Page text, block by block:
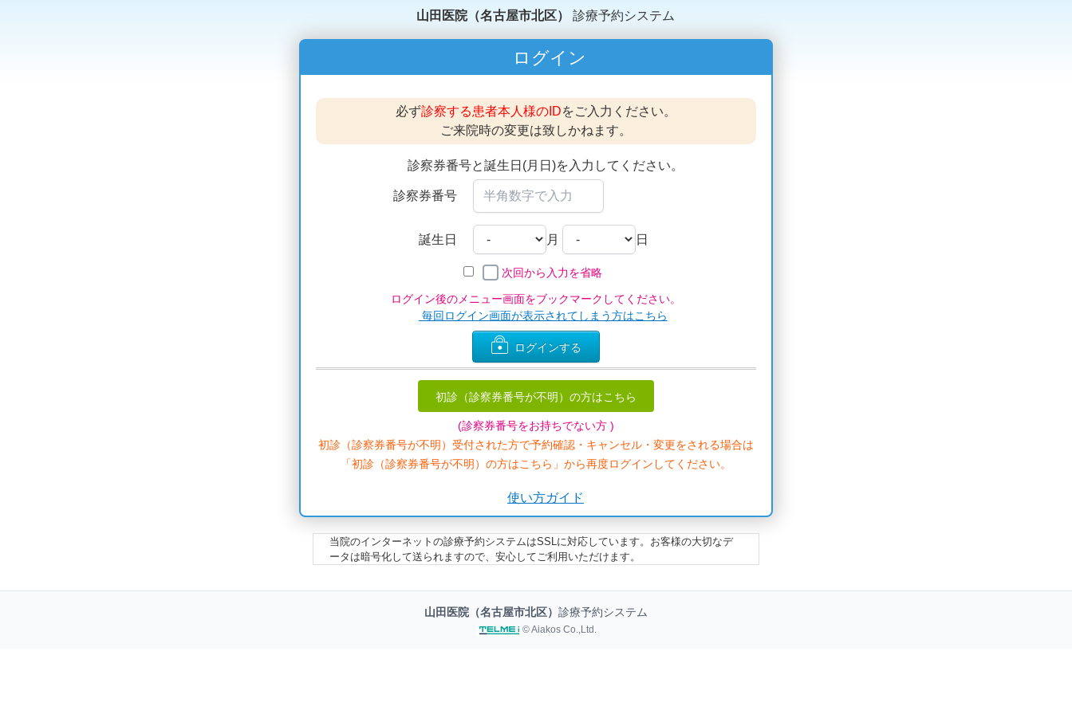
山田医院（名古屋市北区） 診療予約システム
ログイン
必ず診察する患者本人様のIDをご入力ください。
ご来院時の変更は致しかねます。
診察券番号と誕生日(月日)を入力してください。
診察券番号
誕生日 月 日
次回から入力を省略
ログイン後のメニュー画面をブックマークしてください。
毎回ログイン画面が表示されてしまう方はこちら
ログインする
初診（診察券番号が不明）の方はこちら
(診察券番号をお持ちでない方 )
初診（診察券番号が不明）受付された方で予約確認・キャンセル・変更をされる場合は
「初診（診察券番号が不明）の方はこちら」から再度ログインしてください。
使い方ガイド
当院のインターネットの診療予約システムはSSLに対応しています。お客様の大切なデ
ータは暗号化して送られますので、安心してご利用いただけます。
山田医院（名古屋市北区） 診療予約システム
© Aiakos Co.,Ltd.